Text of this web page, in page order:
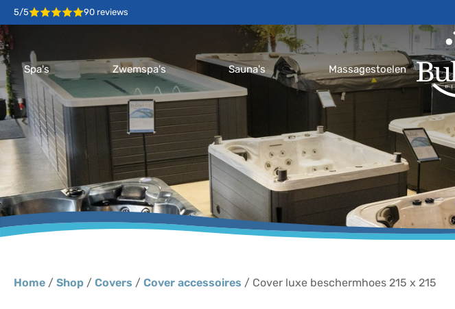
5/5 90 reviews
Spa's Zwemspa's Sauna's Massagestoelen
Home / Shop / Covers / Cover accessoires / Cover luxe beschermhoes 215 x 215